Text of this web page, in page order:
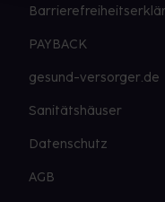
PAYBACK
gesund-versorger.de
Sanitätshäuser
Datenschutz
AGB